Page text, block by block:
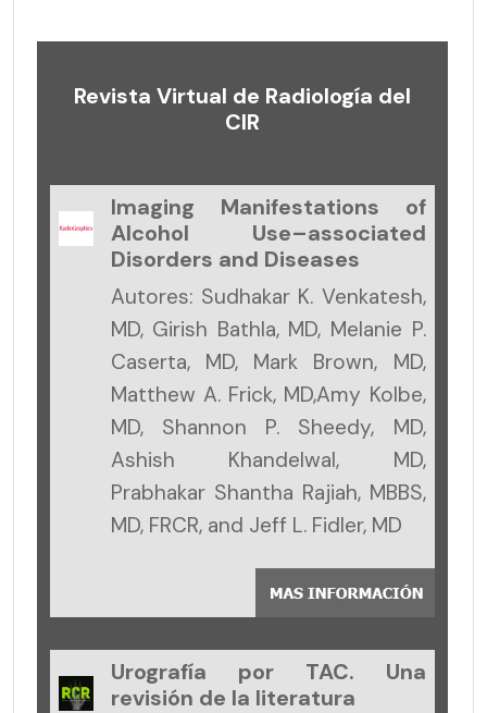
Revista Virtual de Radiología del
CIR
Imaging Manifestations of
Alcohol Use–associated
Disorders and Diseases
Autores: Sudhakar K. Venkatesh,
MD, Girish Bathla, MD, Melanie P.
Caserta, MD, Mark Brown, MD,
Matthew A. Frick, MD,Amy Kolbe,
MD, Shannon P. Sheedy, MD,
Ashish Khandelwal, MD,
Prabhakar Shantha Rajiah, MBBS,
MD, FRCR, and Jeff L. Fidler, MD
Urografía por TAC. Una
revisión de la literatura